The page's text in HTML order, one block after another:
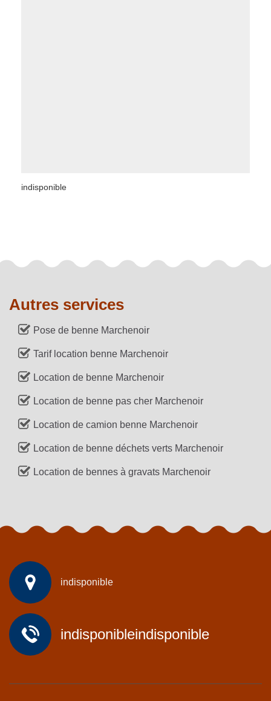
indisponible
Autres services
Pose de benne Marchenoir
Tarif location benne Marchenoir
Location de benne Marchenoir
Location de benne pas cher Marchenoir
Location de camion benne Marchenoir
Location de benne déchets verts Marchenoir
Location de bennes à gravats Marchenoir
indisponible
indisponibleindisponible